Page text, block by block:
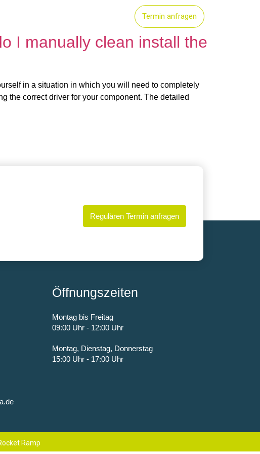
Termin anfragen
I manually clean install the
in a situation in which you will need to completely
the correct driver for your component. The detailed
Regulären Termin anfragen
Öffnungszeiten
Montag bis Freitag
09:00 Uhr - 12:00 Uhr
Montag, Dienstag, Donnerstag
15:00 Uhr - 17:00 Uhr
Ramp